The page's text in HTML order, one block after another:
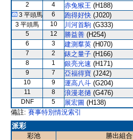
2 4 赤兔猴王 (H188)
3 平頭馬 6 跑得好快 (J020)
3 平頭馬 10 川河首駒 (G333)
5 12 勝益善 (H254)
6 3 建測羣英 (H070)
7 2 錶之量子 (H166)
8 1 銀亮光速 (H171)
9 7 亞福得寶 (J242)
10 9 運高八斗 (G204)
11 8 浪漫老撾 (G476)
DNF 5 展宏圖 (H138)
備註: 賽事特別情況索引
派彩
彩池 勝出組合